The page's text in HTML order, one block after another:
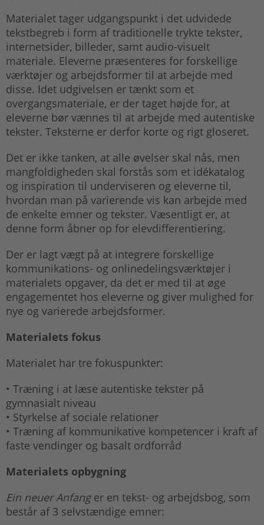
Materialet tager udgangspunkt i det udvidede
tekstbegreb i form af traditionelle trykte tekster,
internetsider, billeder, samt audio-visuelt
materiale. Eleverne præsenteres for forskellige
værktøjer og arbejdsformer til at arbejde med
disse. Idet udgivelsen er tænkt som et
overgangsmateriale, er der taget højde for, at
eleverne bør vænnes til at arbejde med autentiske
tekster. Teksterne er derfor korte og rigt gloseret.
Det er ikke tanken, at alle øvelser skal nås, men
mangfoldigheden skal forstås som et idékatalog
og inspiration til underviseren og eleverne til,
hvordan man på varierende vis kan arbejde med
de enkelte emner og tekster. Væsentligt er, at
denne form åbner op for elevdifferentiering.
Der er lagt vægt på at integrere forskellige
kommunikations- og onlinedelingsværktøjer i
materialets opgaver, da det er med til at øge
engagementet hos eleverne og giver mulighed for
nye og varierede arbejdsformer.
Materialets fokus
Materialet har tre fokuspunkter:
• Træning i at læse autentiske tekster på
gymnasialt niveau
• Styrkelse af sociale relationer
• Træning af kommunikative kompetencer i kraft af
faste vendinger og basalt ordforråd
Materialets opbygning
Ein neuer Anfanger en tekst- og arbejdsbog, som
består af 3 selvstændige emner: